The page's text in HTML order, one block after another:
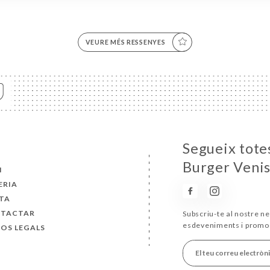
VEURE MÉS RESSENYES
LEGALS
Segueix
Burger
Subscriu-te al nostre
esdeveniments i